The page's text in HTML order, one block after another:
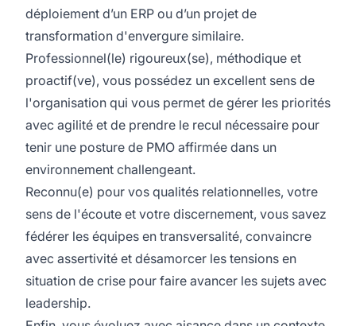
déploiement d’un ERP ou d’un projet de
transformation d'envergure similaire.
Professionnel(le) rigoureux(se), méthodique et
proactif(ve), vous possédez un excellent sens de
l'organisation qui vous permet de gérer les priorités
avec agilité et de prendre le recul nécessaire pour
tenir une posture de PMO affirmée dans un
environnement challengeant.
Reconnu(e) pour vos qualités relationnelles, votre
sens de l'écoute et votre discernement, vous savez
fédérer les équipes en transversalité, convaincre
avec assertivité et désamorcer les tensions en
situation de crise pour faire avancer les sujets avec
leadership.